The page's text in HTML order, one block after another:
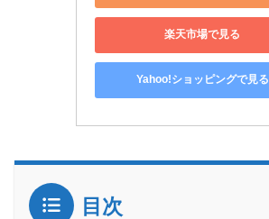
楽天市場で見る
Yahoo!ショッピングで見る
目次